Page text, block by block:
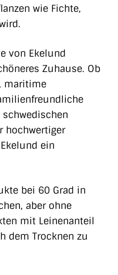
wie Fichte,
von Ekelund
Zuhause. Ob
maritime
hochwertiger
ein
bei 60 Grad in
aber ohne
mit Leinenanteil
dem Trocknen zu